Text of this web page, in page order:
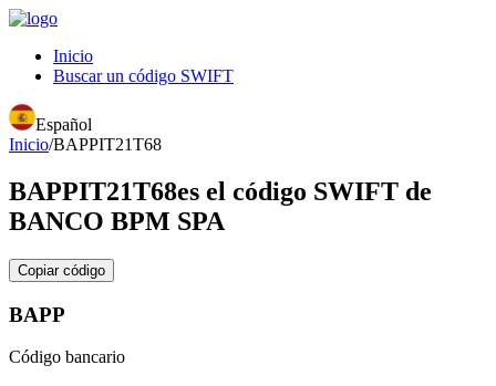
Inicio
Buscar un código SWIFT
Español
Inicio/BAPPIT21T68
BAPPIT21T68es el código SWIFT de
BANCO BPM SPA
Copiar código
BAPP
Código bancario